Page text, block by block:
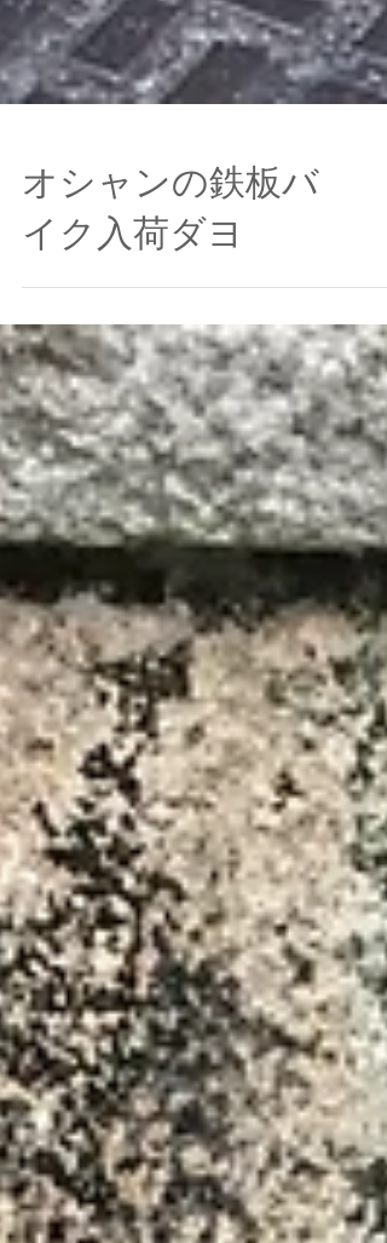
オシャンの鉄板バ
イク入荷ダヨ